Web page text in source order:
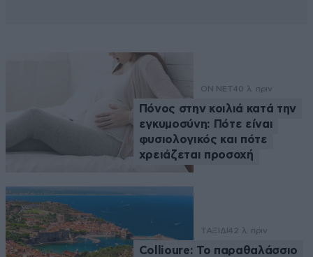
ON NET40 λ. πριν
Πόνος στην κοιλιά κατά την
εγκυμοσύνη: Πότε είναι
φυσιολογικός και πότε
χρειάζεται προσοχή
ΤΑΞΙΔΙ42 λ. πριν
Collioure: Το παραθαλάσσιο